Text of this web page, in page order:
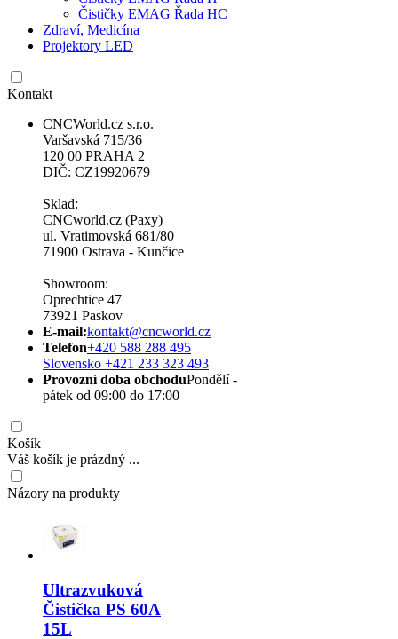
Čističky EMAG Řada HC
Zdraví, Medicína
Projektory LED
Kontakt
CNCWorld.cz s.r.o.
Varšavská 715/36
120 00 PRAHA 2
DIČ: CZ19920679
Sklad:
CNCworld.cz (Paxy)
ul. Vratimovská 681/80
71900 Ostrava - Kunčice
Showroom:
Oprechtice 47
73921 Paskov
E-mail:kontakt@cncworld.cz
Telefon+420 588 288 495
Slovensko +421 233 323 493
Provozní doba obchoduPondělí -
pátek od 09:00 do 17:00
Košík
Váš košík je prázdný ...
Názory na produkty
Ultrazvuková
Čistička PS 60A
15L